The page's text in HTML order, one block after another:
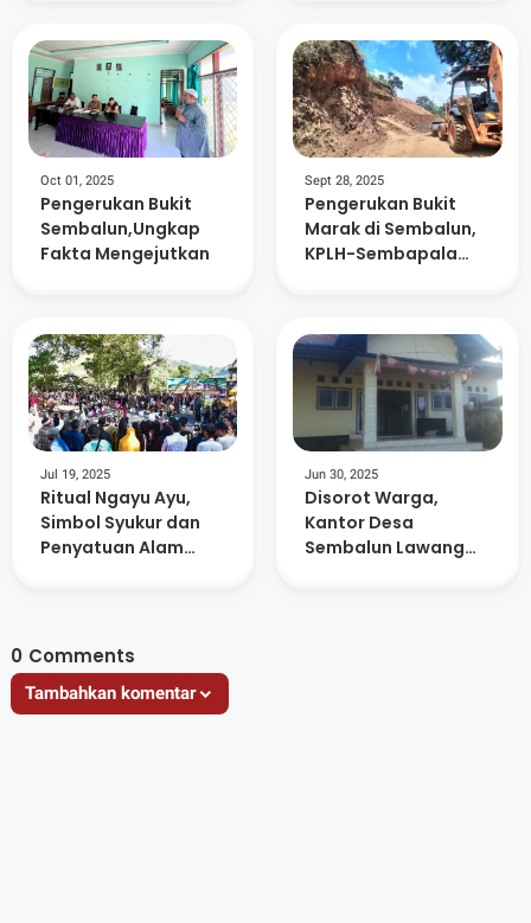
Lombok Timur
Oct 01, 2025
Pengerukan Bukit
Sembalun,Ungkap
Fakta Mengejutkan
Sept 28, 2025
Pengerukan Bukit
Marak di Sembalun,
KPLH-Sembapala
Jul 19, 2025
Ritual Ngayu Ayu,
Simbol Syukur dan
Penyatuan Alam
Jun 30, 2025
Disorot Warga,
Kantor Desa
Sembalun Lawang
0 Comments
Tambahkan komentar